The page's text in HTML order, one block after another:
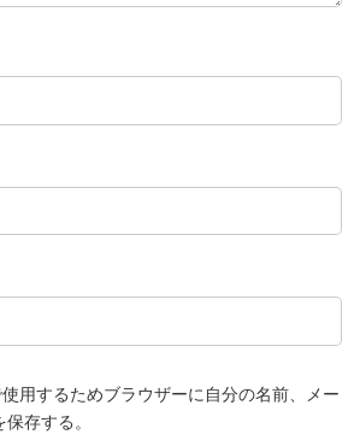
用するためブラウザーに自分の名前、メー
存する。